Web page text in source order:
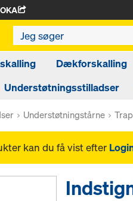
Dækforskalling
Understøtningsstilladser
Understøtningstårne
kan du få vist efter